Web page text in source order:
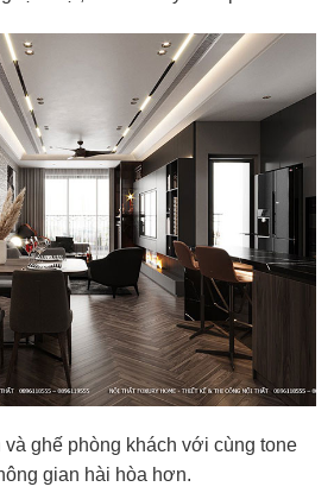
và ghế phòng khách với cùng tone
gian hài hòa hơn.